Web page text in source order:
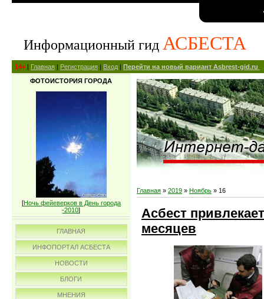
Информационный гид АСБЕСТА
14+ | Главная | Регистрация | Вход | Перейти на новый вариант Asbrest-gid.ru
ФОТОИСТОРИЯ ГОРОДА
[Ночь фейеверков в День города
-2010]
ГЛАВНАЯ
ИНФОПОРТАЛ АСБЕСТА
НОВОСТИ
БЛОГИ
МНЕНИЯ
Главная » 2019 » Ноябрь » 16
Асбест
месяцев